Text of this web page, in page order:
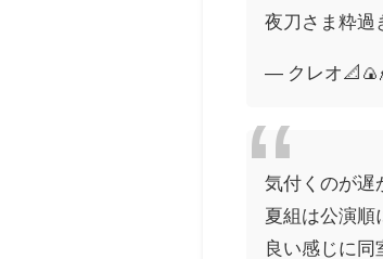
夜刀さま粋
— クレオ
気付くのが遅
夏組は公演順
良い感じに同